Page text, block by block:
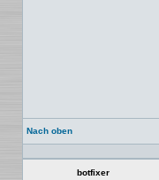
Nach oben
botfixer